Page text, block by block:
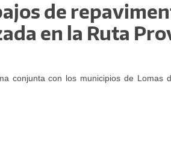
de
en la Ruta
conjunta con los municipios de Lomas